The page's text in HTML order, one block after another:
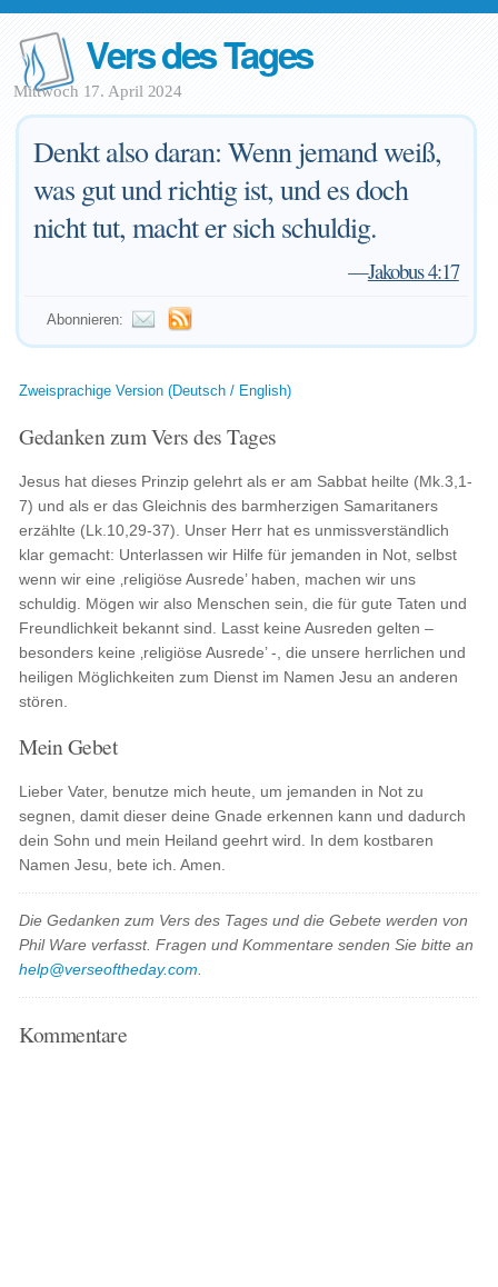
Vers des Tages
Mittwoch 17. April 2024
Denkt also daran: Wenn jemand weiß,
was gut und richtig ist, und es doch
nicht tut, macht er sich schuldig.
—Jakobus 4:17
Abonnieren:
Zweisprachige Version (Deutsch / English)
Gedanken zum Vers des Tages
Jesus hat dieses Prinzip gelehrt als er am Sabbat heilte (Mk.3,1-
7) und als er das Gleichnis des barmherzigen Samaritaners
erzählte (Lk.10,29-37). Unser Herr hat es unmissverständlich
klar gemacht: Unterlassen wir Hilfe für jemanden in Not, selbst
wenn wir eine ‚religiöse Ausrede’ haben, machen wir uns
schuldig. Mögen wir also Menschen sein, die für gute Taten und
Freundlichkeit bekannt sind. Lasst keine Ausreden gelten –
besonders keine ‚religiöse Ausrede’ -, die unsere herrlichen und
heiligen Möglichkeiten zum Dienst im Namen Jesu an anderen
stören.
Mein Gebet
Lieber Vater, benutze mich heute, um jemanden in Not zu
segnen, damit dieser deine Gnade erkennen kann und dadurch
dein Sohn und mein Heiland geehrt wird. In dem kostbaren
Namen Jesu, bete ich. Amen.
Die Gedanken zum Vers des Tages und die Gebete werden von
Phil Ware verfasst. Fragen und Kommentare senden Sie bitte an
help@verseoftheday.com
Kommentare